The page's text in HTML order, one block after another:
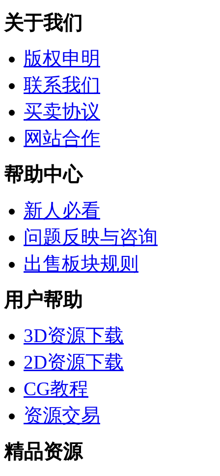
关于我们
版权申明
联系我们
买卖协议
网站合作
帮助中心
新人必看
问题反映与咨询
出售板块规则
用户帮助
3D资源下载
2D资源下载
CG教程
资源交易
精品资源